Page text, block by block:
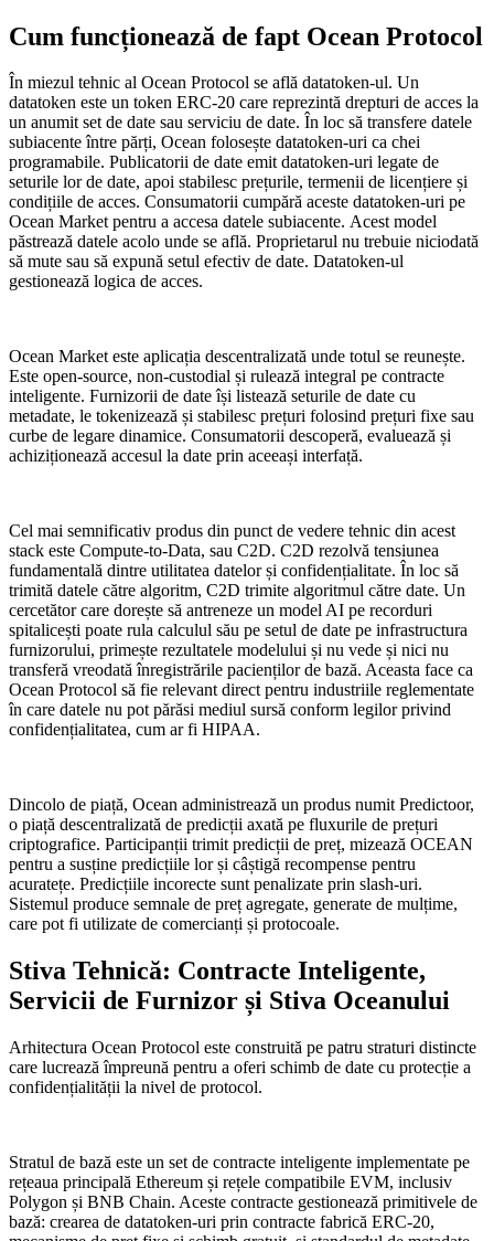
Cum funcționează de fapt Ocean Protocol
În miezul tehnic al Ocean Protocol se află datatoken-ul. Un
datatoken este un token ERC-20 care reprezintă drepturi de acces la
un anumit set de date sau serviciu de date. În loc să transfere datele
subiacente între părți, Ocean folosește datatoken-uri ca chei
programabile. Publicatorii de date emit datatoken-uri legate de
seturile lor de date, apoi stabilesc prețurile, termenii de licențiere și
condițiile de acces. Consumatorii cumpără aceste datatoken-uri pe
Ocean Market pentru a accesa datele subiacente. Acest model
păstrează datele acolo unde se află. Proprietarul nu trebuie niciodată
să mute sau să expună setul efectiv de date. Datatoken-ul
gestionează logica de acces.
Ocean Market este aplicația descentralizată unde totul se reunește.
Este open-source, non-custodial și rulează integral pe contracte
inteligente. Furnizorii de date își listează seturile de date cu
metadate, le tokenizează și stabilesc prețuri folosind prețuri fixe sau
curbe de legare dinamice. Consumatorii descoperă, evaluează și
achiziționează accesul la date prin aceeași interfață.
Cel mai semnificativ produs din punct de vedere tehnic din acest
stack este Compute-to-Data, sau C2D. C2D rezolvă tensiunea
fundamentală dintre utilitatea datelor și confidențialitate. În loc să
trimită datele către algoritm, C2D trimite algoritmul către date. Un
cercetător care dorește să antreneze un model AI pe recorduri
spitalicești poate rula calculul său pe setul de date pe infrastructura
furnizorului, primește rezultatele modelului și nu vede și nici nu
transferă vreodată înregistrările pacienților de bază. Aceasta face ca
Ocean Protocol să fie relevant direct pentru industriile reglementate
în care datele nu pot părăsi mediul sursă conform legilor privind
confidențialitatea, cum ar fi HIPAA.
Dincolo de piață, Ocean administrează un produs numit Predictoor,
o piață descentralizată de predicții axată pe fluxurile de prețuri
criptografice. Participanții trimit predicții de preț, mizează OCEAN
pentru a susține predicțiile lor și câștigă recompense pentru
acuratețe. Predicțiile incorecte sunt penalizate prin slash-uri.
Sistemul produce semnale de preț agregate, generate de mulțime,
care pot fi utilizate de comercianți și protocoale.
Stiva Tehnică: Contracte Inteligente,
Servicii de Furnizor și Stiva Oceanului
Arhitectura Ocean Protocol este construită pe patru straturi distincte
care lucrează împreună pentru a oferi schimb de date cu protecție a
confidențialității la nivel de protocol.
Stratul de bază este un set de contracte inteligente implementate pe
rețeaua principală Ethereum și rețele compatibile EVM, inclusiv
Polygon și BNB Chain. Aceste contracte gestionează primitivele de
bază: crearea de datatoken-uri prin contracte fabrică ERC-20,